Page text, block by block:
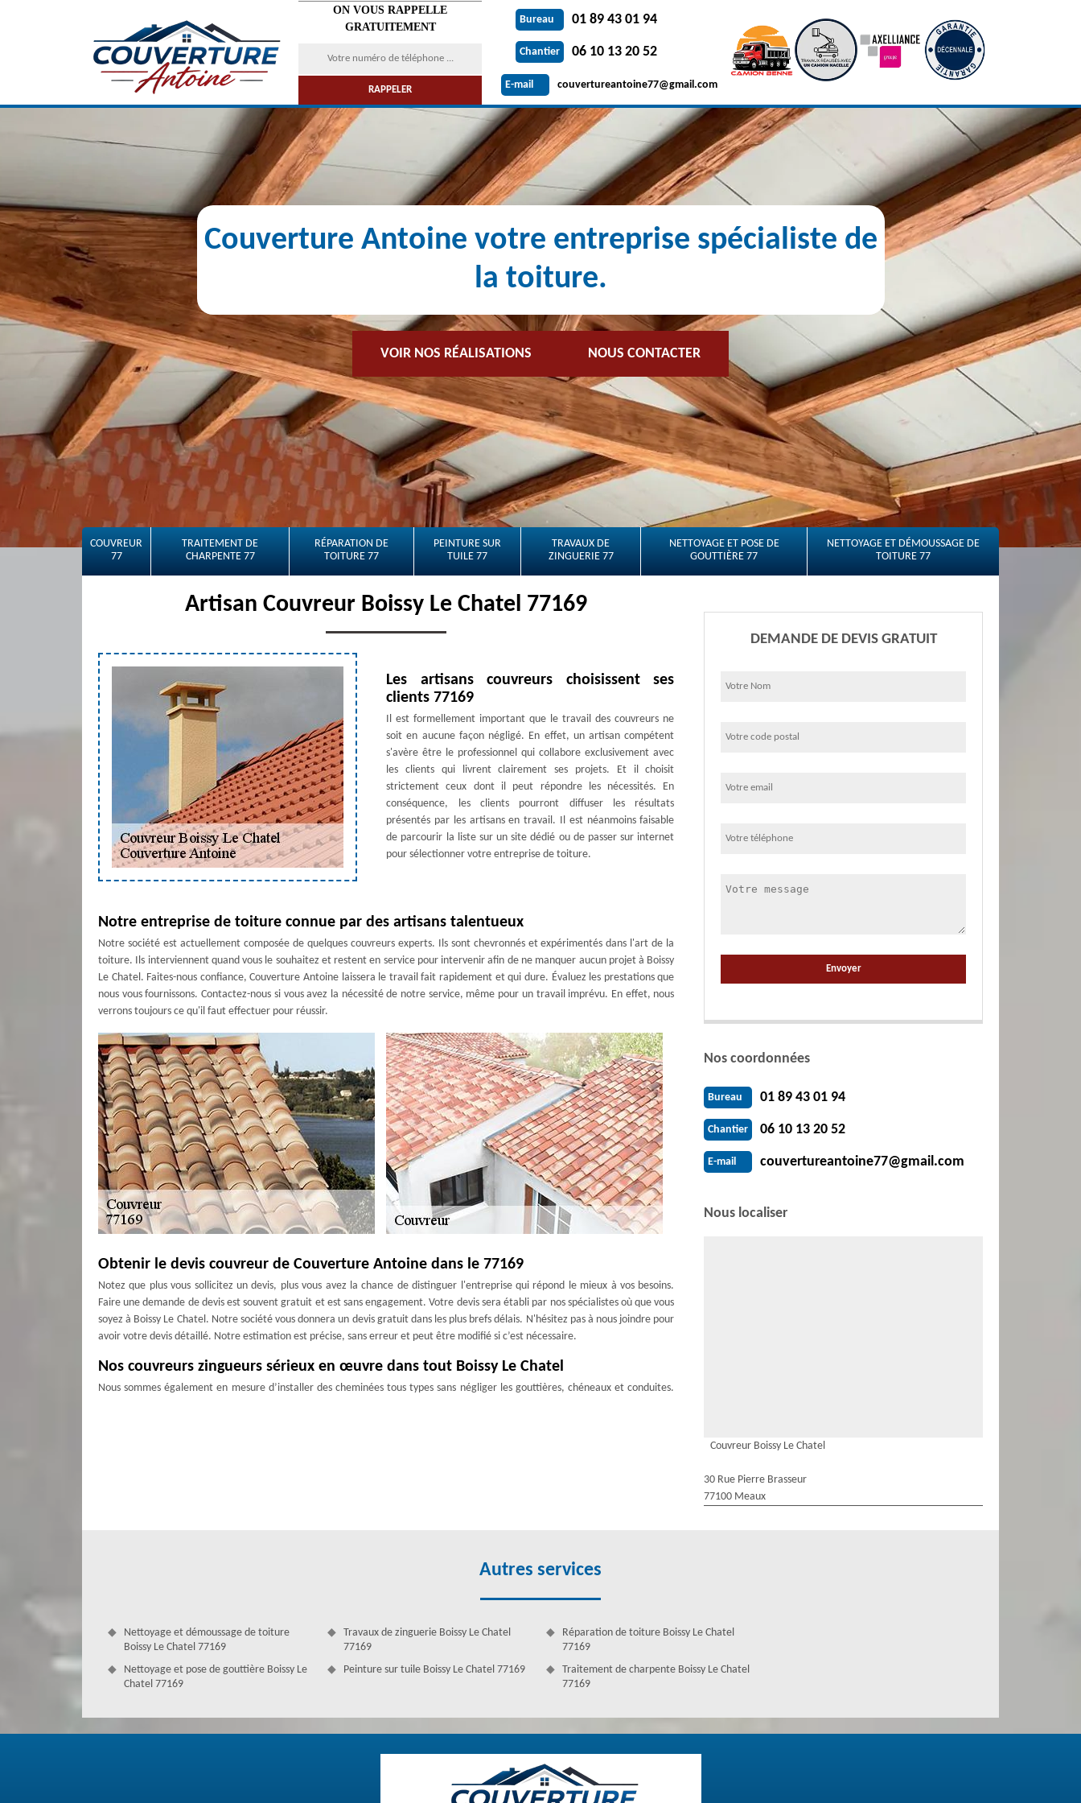
ON VOUS RAPPELLE
GRATUITEMENT
Bureau 01 89 43 01 94
Chantier 06 10 13 20 52
E-mail couvertureantoine77@gmail.com
Couverture Antoine votre entreprise spécialiste de
la toiture.
VOIR NOS RÉALISATIONS NOUS CONTACTER
COUVREUR
77
TRAITEMENT DE
CHARPENTE 77
RÉPARATION DE
TOITURE 77
PEINTURE SUR
TUILE 77
TRAVAUX DE
ZINGUERIE 77
NETTOYAGE ET POSE DE
GOUTTIÈRE 77
NETTOYAGE ET DÉMOUSSAGE DE
TOITURE 77
Artisan Couvreur Boissy Le Chatel 77169
Les artisans couvreurs choisissent ses
clients 77169
Il est formellement important que le travail des couvreurs ne
soit en aucune façon négligé. En effet, un artisan compétent
s'avère être le professionnel qui collabore exclusivement avec
les clients qui livrent clairement ses projets. Et il choisit
strictement ceux dont il peut répondre les nécessités. En
conséquence, les clients pourront diffuser les résultats
présentés par les artisans en travail. Il est néanmoins faisable
de parcourir la liste sur un site dédié ou de passer sur internet
pour sélectionner votre entreprise de toiture.
Notre entreprise de toiture connue par des artisans talentueux
Notre société est actuellement composée de quelques couvreurs experts. Ils sont chevronnés et expérimentés dans l'art de la
toiture. Ils interviennent quand vous le souhaitez et restent en service pour intervenir afin de ne manquer aucun projet à Boissy
Le Chatel. Faites-nous confiance, Couverture Antoine laissera le travail fait rapidement et qui dure. Évaluez les prestations que
nous vous fournissons. Contactez-nous si vous avez la nécessité de notre service, même pour un travail imprévu. En effet, nous
verrons toujours ce qu'il faut effectuer pour réussir.
Obtenir le devis couvreur de Couverture Antoine dans le 77169
Notez que plus vous sollicitez un devis, plus vous avez la chance de distinguer l'entreprise qui répond le mieux à vos besoins.
Faire une demande de devis est souvent gratuit et est sans engagement. Votre devis sera établi par nos spécialistes où que vous
soyez à Boissy Le Chatel. Notre société vous donnera un devis gratuit dans les plus brefs délais. N'hésitez pas à nous joindre pour
avoir votre devis détaillé. Notre estimation est précise, sans erreur et peut être modifié si c’est nécessaire.
Nos couvreurs zingueurs sérieux en œuvre dans tout Boissy Le Chatel
Nous sommes également en mesure d’installer des cheminées tous types sans négliger les gouttières, chéneaux et conduites.
de prix. Ces couvreurs professionnels sont si compétents qu’ils sont capables d’entretenir de votre couverture à la perfection.
Grâce à leur savoir-faire et à leur expérience, ils sont en mesure d’intervenir dans toutes sortes de situations et sur n’importe
quel type de toiture. Couverture Antoine est donc apte à prendre en charge tous travaux de toiture dans le 77169, en
DEMANDE DE DEVIS GRATUIT
Nos coordonnées
Bureau 01 89 43 01 94
Chantier 06 10 13 20 52
E-mail couvertureantoine77@gmail.com
Nous localiser
Couvreur Boissy Le Chatel
30 Rue Pierre Brasseur
77100 Meaux
Autres services
Nettoyage et démoussage de toiture
Boissy Le Chatel 77169
Nettoyage et pose de gouttière Boissy Le
Chatel 77169
Travaux de zinguerie Boissy Le Chatel
77169
Peinture sur tuile Boissy Le Chatel 77169
Réparation de toiture Boissy Le Chatel
77169
Traitement de charpente Boissy Le Chatel
77169